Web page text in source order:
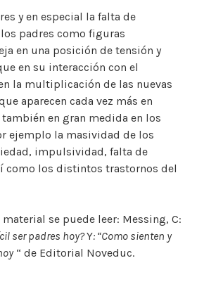
y en especial la falta de
padres como figuras
en una posición de tensión y
en su interacción con el
la multiplicación de las nuevas
aparecen cada vez más en
también en gran medida en los
ejemplo la masividad de los
impulsividad, falta de
como los distintos trastornos del
se puede leer: Messing, C:
ser padres hoy?Y: “Como sienten y
“ de Editorial Noveduc.